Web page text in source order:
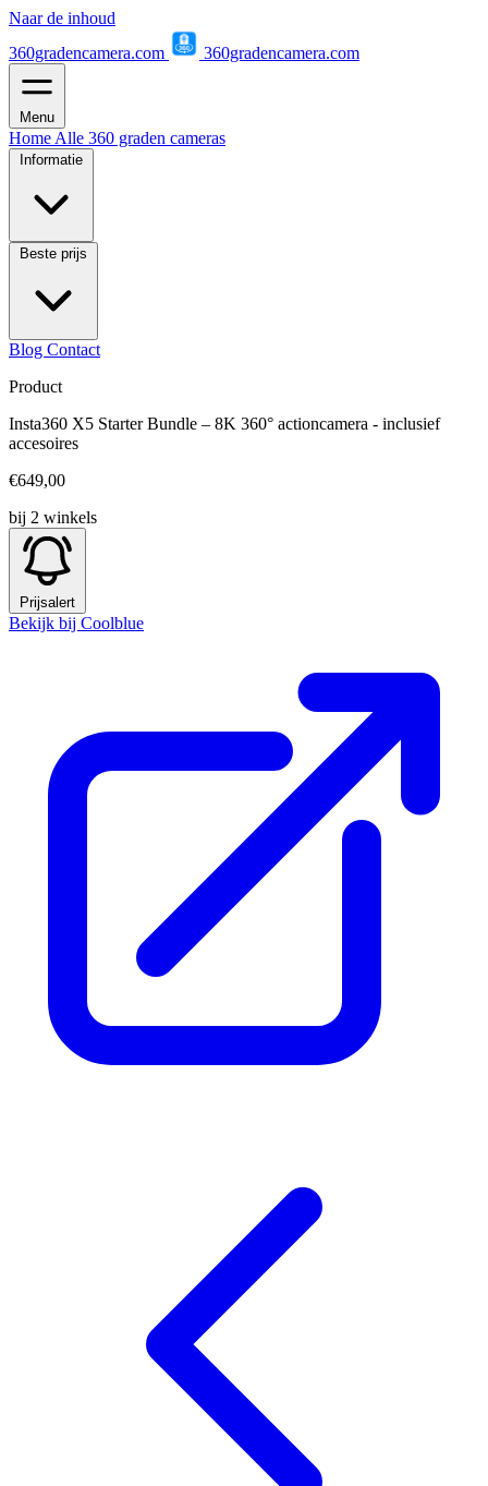
Naar de inhoud
360gradencamera.com
360gradencamera.com
Menu
Home Alle 360 graden cameras
Informatie
Beste prijs
Blog Contact
Product
Insta360 X5 Starter Bundle – 8K 360° actioncamera - inclusief
accesoires
€649,00
bij 2 winkels
Prijsalert
Bekijk bij Coolblue